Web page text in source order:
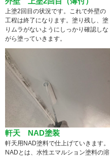
上塗2回目の状況です。これで外壁の
工程は終了になります。塗り残し、塗
りムラがないようにしっかり確認しな
がら塗っていきます。
軒天 NAD塗装
軒天用NAD塗料で仕上げていきます。
NADとは、水性エマルション塗料の溶